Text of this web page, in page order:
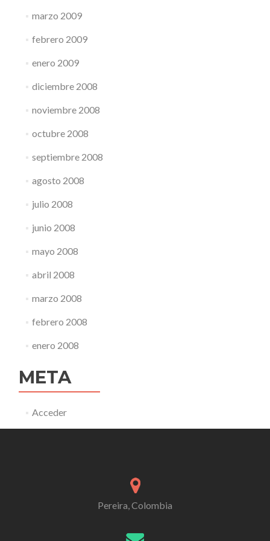
marzo 2009
febrero 2009
enero 2009
diciembre 2008
noviembre 2008
octubre 2008
septiembre 2008
agosto 2008
julio 2008
junio 2008
mayo 2008
abril 2008
marzo 2008
febrero 2008
enero 2008
META
Acceder
Pereira, Colombia